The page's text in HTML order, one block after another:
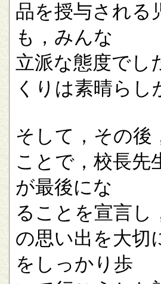
品を授与される
も，みんな
立派な態度でし
くりは素晴らし
そして，その後
ことで，校長先
が最後にな
ることを宣言し
の思い出を大切
をしっかり歩